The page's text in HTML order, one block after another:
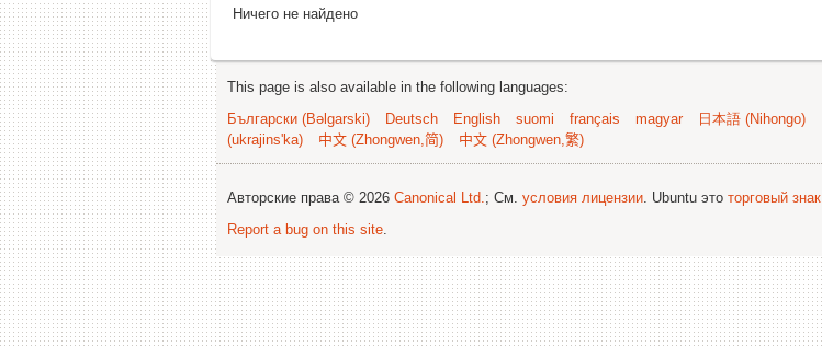
Ничего не найдено
This page is also available in the following languages:
Български (Bəlgarski)
Deutsch English suomi français magyar 日本語 (Nihongo)
(ukrajins'ka)
中文 (Zhongwen,简) 中文 (Zhongwen,繁)
Авторские права © 2026 Canonical Ltd.; См. условия лицензии. Ubuntu это торговый знак
Report a bug on this site.